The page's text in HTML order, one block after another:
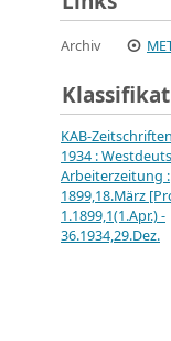
Archiv
KAB-
1934 :
Arbeiterzeitung :
1899,18.März
1.1899,1(1.Apr.) -
36.1934,29.Dez.